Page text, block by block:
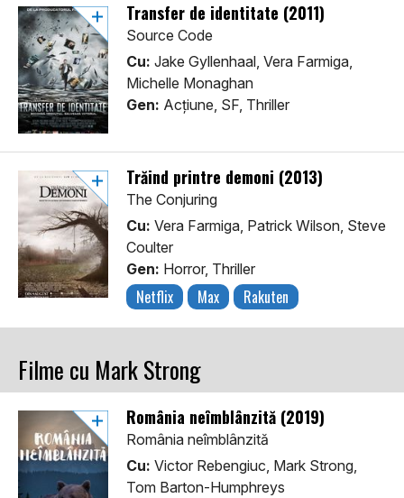
Transfer de identitate (2011)
Source Code
Cu: Jake Gyllenhaal, Vera Farmiga,
Michelle Monaghan
Gen: Acţiune, SF, Thriller
Trăind printre demoni (2013)
The Conjuring
Cu: Vera Farmiga, Patrick Wilson, Steve
Coulter
Gen: Horror, Thriller
Netflix Max Rakuten
Filme cu Mark Strong
România neîmblânzită (2019)
România neîmblânzită
Cu: Victor Rebengiuc, Mark Strong,
Tom Barton-Humphreys